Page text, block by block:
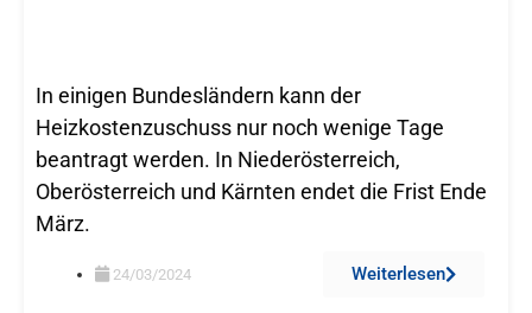
In einigen Bundesländern kann der
Heizkostenzuschuss nur noch wenige Tage
beantragt werden. In Niederösterreich,
Oberösterreich und Kärnten endet die Frist Ende
März.
24/03/2024 Weiterlesen